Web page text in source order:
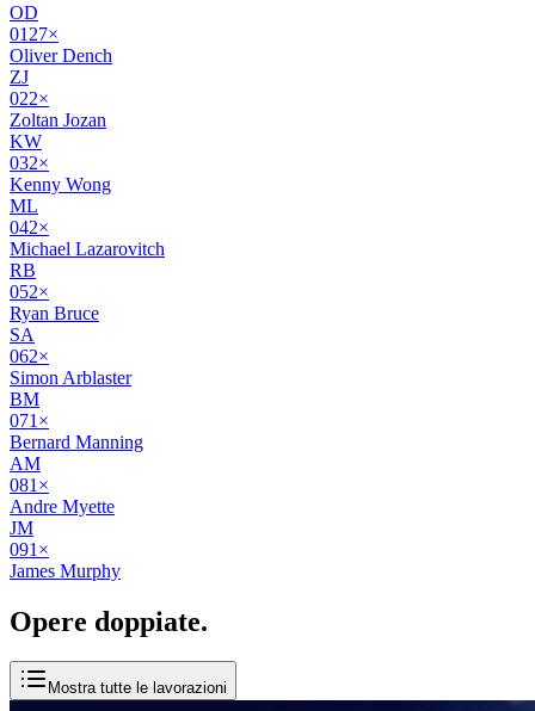
OD
01 27×
Oliver Dench
ZJ
022×
Zoltan Jozan
KW
032×
Kenny Wong
ML
042×
Michael Lazarovitch
RB
052×
Ryan Bruce
SA
062×
Simon Arblaster
BM
071 ×
Bernard Manning
AM
081 ×
Andre Myette
JM
091 ×
James Murphy
Opere doppiate.
Mostra tutte le lavorazioni